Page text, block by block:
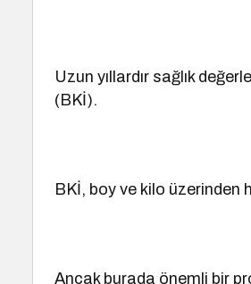
Uzun yıllardır sağlık
(BKİ).
BKİ, boy ve kilo üzerinden
Ancak burada önemli bir